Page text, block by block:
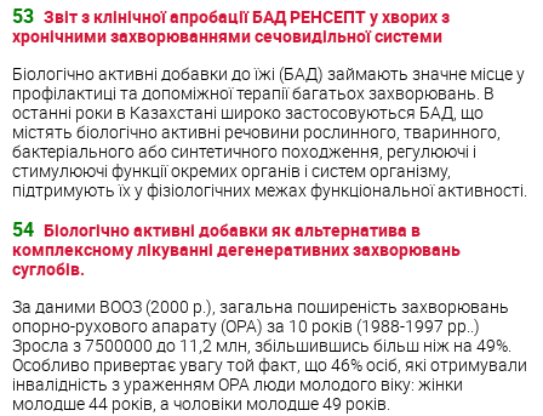
53 Звіт з клінічної апробації БАД РЕНСЕПТ у хворих з
хронічними захворюваннями сечовидільної системи
Біологічно активні добавки до їжі (БАД) займають значне місце у
профілактиці та допоміжної терапії багатьох захворювань. В
останні роки в Казахстані широко застосовуються БАД, що
містять біологічно активні речовини рослинного, тваринного,
бактеріального або синтетичного походження, регулюючі і
стимулюючі функції окремих органів і систем організму,
підтримують їх у фізіологічних межах функціональної активності.
54 Біологічно активні добавки як альтернатива в
комплексному лікуванні дегенеративних захворювань
суглобів.
За даними ВООЗ (2000 р.), загальна поширеність захворювань
опорно-рухового апарату (ОРА) за 10 років (1988-1997 рр..)
Зросла з 7500000 до 11,2 млн, збільшившись більш ніж на 49%.
Особливо привертає увагу той факт, що 46% осіб, які отримували
інвалідність з ураженням ОРА люди молодого віку: жінки
молодше 44 років, а чоловіки молодше 49 років.